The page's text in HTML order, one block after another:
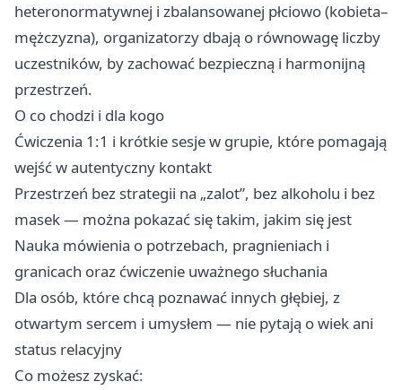
heteronormatywnej i zbalansowanej płciowo (kobieta–
mężczyzna), organizatorzy dbają o równowagę liczby
uczestników, by zachować bezpieczną i harmonijną
przestrzeń.
O co chodzi i dla kogo
Ćwiczenia 1:1 i krótkie sesje w grupie, które pomagają
wejść w autentyczny kontakt
Przestrzeń bez strategii na „zalot”, bez alkoholu i bez
masek — można pokazać się takim, jakim się jest
Nauka mówienia o potrzebach, pragnieniach i
granicach oraz ćwiczenie uważnego słuchania
Dla osób, które chcą poznawać innych głębiej, z
otwartym sercem i umysłem — nie pytają o wiek ani
status relacyjny
Co możesz zyskać: